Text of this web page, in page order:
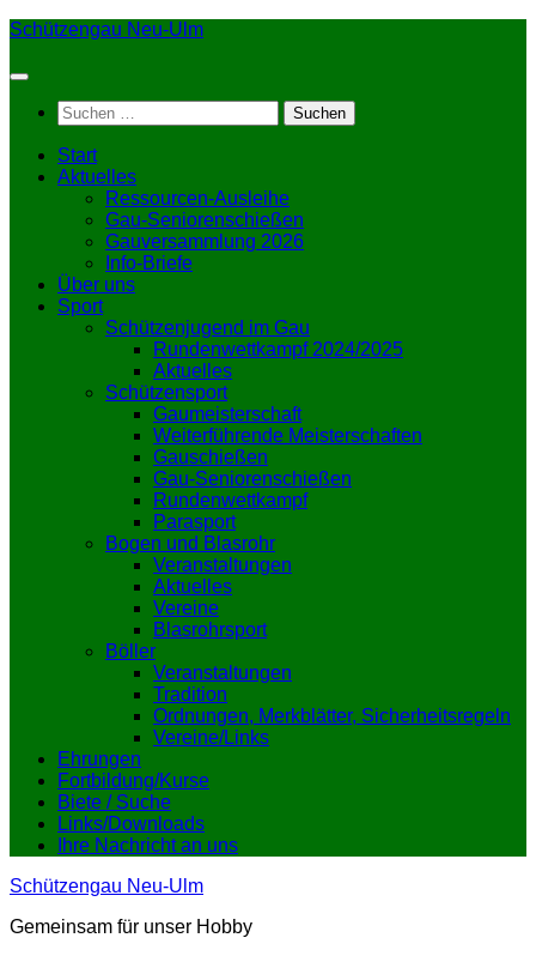
Zum
springen
Schützengau Neu-Ulm
Suchen
nach:
Start
Aktuelles
Ressourcen-Ausleihe
Gau-Seniorenschießen
Gauversammlung 2026
Info-Briefe
Über uns
Sport
Schützenjugend im Gau
Rundenwettkampf 2024/2025
Aktuelles
Schützensport
Gaumeisterschaft
Weiterführende Meisterschaften
Gauschießen
Gau-Seniorenschießen
Rundenwettkampf
Parasport
Bogen und Blasrohr
Veranstaltungen
Aktuelles
Vereine
Blasrohrsport
Böller
Veranstaltungen
Tradition
Ordnungen, Merkblätter, Sicherheitsregeln
Vereine/Links
Ehrungen
Fortbildung/Kurse
Biete / Suche
Links/Downloads
Ihre Nachricht an uns
Schützengau Neu-Ulm
Gemeinsam für unser Hobby